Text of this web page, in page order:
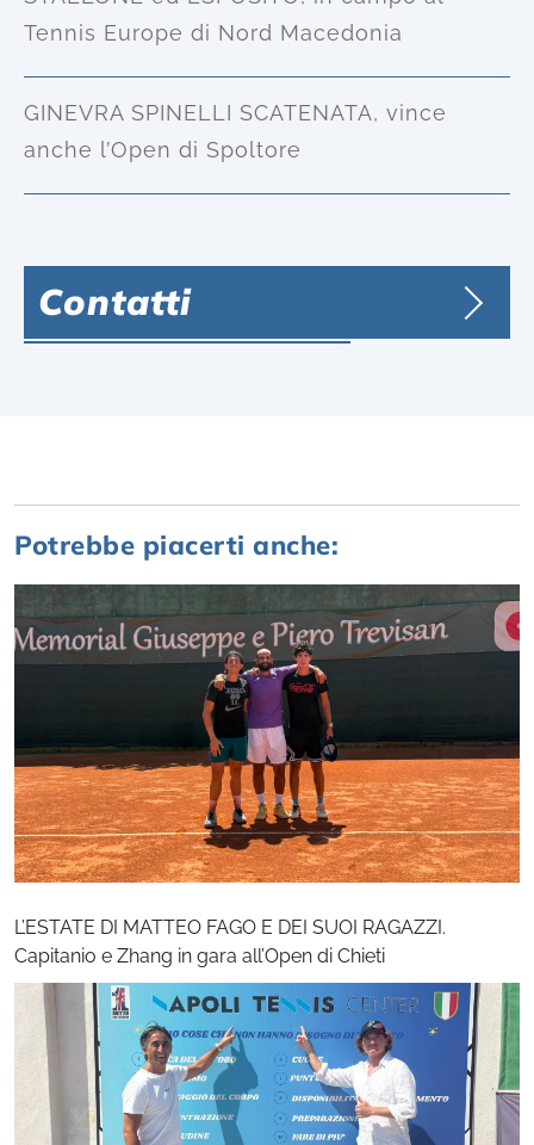
Tennis Europe di Nord Macedonia
GINEVRA SPINELLI SCATENATA, vince
anche l’Open di Spoltore
Contatti
Potrebbe piacerti anche:
L’ESTATE DI MATTEO FAGO E DEI SUOI RAGAZZI.
Capitanio e Zhang in gara all’Open di Chieti